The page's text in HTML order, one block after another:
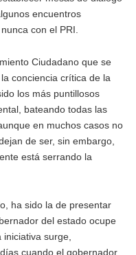
encuentros
con el PRI.
Ciudadano que se
conciencia crítica de la
los más puntillosos
bateando todas las
en muchos casos no
de ser, sin embargo,
está serrando la
ha sido la de presentar
del estado ocupe
surge,
cuando el gobernador